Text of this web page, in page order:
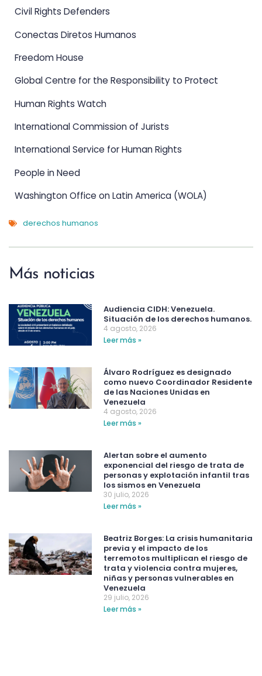
Civil Rights Defenders
Conectas Diretos Humanos
Freedom House
Global Centre for the Responsibility to Protect
Human Rights Watch
International Commission of Jurists
International Service for Human Rights
People in Need
Washington Office on Latin America (WOLA)
derechos humanos
Más noticias
Audiencia CIDH: Venezuela.
Situación de los derechos humanos.
4 agosto, 2026
Leer más »
Álvaro Rodríguez es designado
como nuevo Coordinador Residente
de las Naciones Unidas en
Venezuela
4 agosto, 2026
Leer más »
Alertan sobre el aumento
exponencial del riesgo de trata de
personas y explotación infantil tras
los sismos en Venezuela
30 julio, 2026
Leer más »
Beatriz Borges: La crisis humanitaria
previa y el impacto de los
terremotos multiplican el riesgo de
trata y violencia contra mujeres,
niñas y personas vulnerables en
Venezuela
29 julio, 2026
Leer más »